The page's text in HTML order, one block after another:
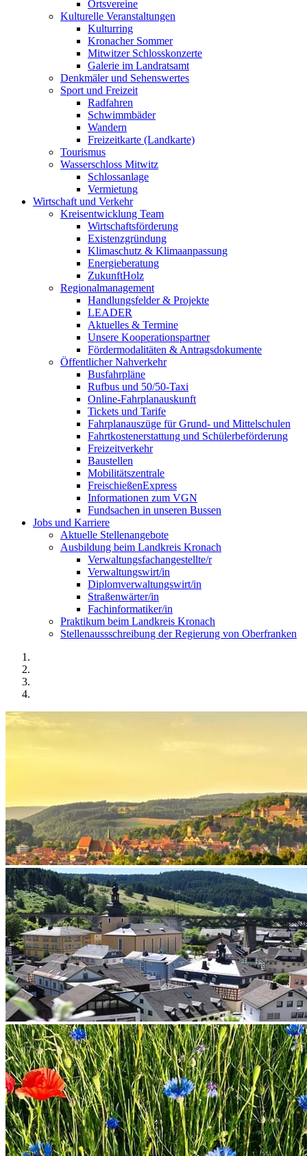
Ortsvereine
Kulturelle Veranstaltungen
Kulturring
Kronacher Sommer
Mitwitzer Schlosskonzerte
Galerie im Landratsamt
Denkmäler und Sehenswertes
Sport und Freizeit
Radfahren
Schwimmbäder
Wandern
Freizeitkarte (Landkarte)
Tourismus
Wasserschloss Mitwitz
Schlossanlage
Vermietung
Wirtschaft und Verkehr
Kreisentwicklung Team
Wirtschaftsförderung
Existenzgründung
Klimaschutz & Klimaanpassung
Energieberatung
ZukunftHolz
Regionalmanagement
Handlungsfelder & Projekte
LEADER
Aktuelles & Termine
Unsere Kooperationspartner
Fördermodalitäten & Antragsdokumente
Öffentlicher Nahverkehr
Busfahrpläne
Rufbus und 50/50-Taxi
Online-Fahrplanauskunft
Tickets und Tarife
Fahrplanauszüge für Grund- und Mittelschulen
Fahrtkostenerstattung und Schülerbeförderung
Freizeitverkehr
Baustellen
Mobilitätszentrale
FreischießenExpress
Informationen zum VGN
Fundsachen in unseren Bussen
Jobs und Karriere
Aktuelle Stellenangebote
Ausbildung beim Landkreis Kronach
Verwaltungsfachangestellte/r
Verwaltungswirt/in
Diplomverwaltungswirt/in
Straßenwärter/in
Fachinformatiker/in
Praktikum beim Landkreis Kronach
Stellenaussschreibung der Regierung von Oberfranken